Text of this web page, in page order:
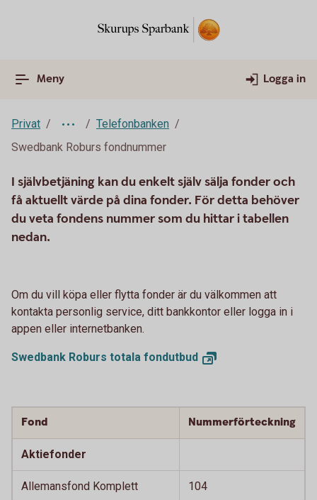
Meny Logga in
Privat
Telefonbanken
Swedbank Roburs fondnummer
I självbetjäning kan du enkelt själv sälja fonder och
få aktuellt värde på dina fonder. För detta behöver
du veta fondens nummer som du hittar i tabellen
nedan.
Om du vill köpa eller flytta fonder är du välkommen att
kontakta personlig service, ditt bankkontor eller logga in i
appen eller internetbanken.
Swedbank Roburs totala fondutbud
Fond Nummerförteckning
Aktiefonder
Allemansfond Komplett 104